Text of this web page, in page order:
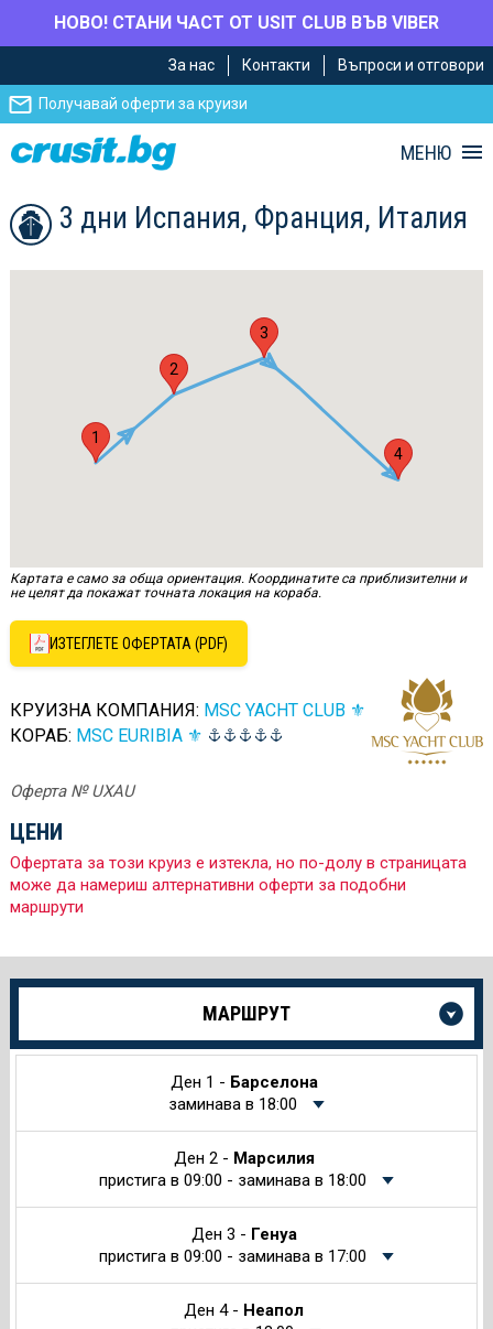
НОВО! СТАНИ ЧАСТ ОТ USIT CLUB ВЪВ VIBER
главното
съдържание
Навигацията
За нас Контакти Въпроси и отговори
Получавай оферти за круизи
МЕНЮ
3 дни Испания, Франция, Италия
1
2
3
4
Картата е само за обща ориентация. Координатите са приблизителни и
не целят да покажат точната локация на кораба.
ИЗТЕГЛЕТЕ ОФЕРТАТА (PDF)
КРУИЗНА КОМПАНИЯ: MSC YACHT CLUB ⚜
КОРАБ: MSC EURIBIA ⚜
Оферта № UXAU
ЦЕНИ
Офертата за този круиз е изтекла, но по-долу в страницата
може да намериш алтернативни оферти за подобни
маршрути
Още
за
МАРШРУТ
Ден 1 - Барселона
заминава в 18:00
Ден 2 - Марсилия
пристига в 09:00 - заминава в 18:00
Ден 3 - Генуа
пристига в 09:00 - заминава в 17:00
Ден 4 - Неапол